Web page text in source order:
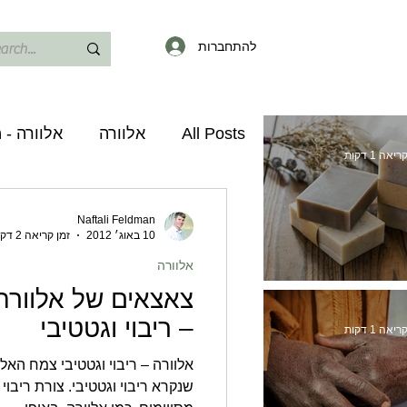
להתחברות
All Posts אלוורה אלוורה -
צאצאים של
– ריבוי וגטטיבי
אלוורה – ריבוי וגטטיבי צמח
שנקרא ריבוי וגטטיבי. צורת
אלוורה
Naftali Feldman
10 באוג׳ 2012
זמן קריאה 2 דקות
מוצק או נוזלי?
1 דקות
1 דקות